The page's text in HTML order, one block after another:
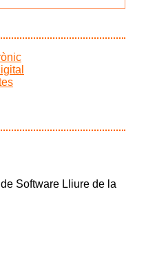
Software Lliure de la